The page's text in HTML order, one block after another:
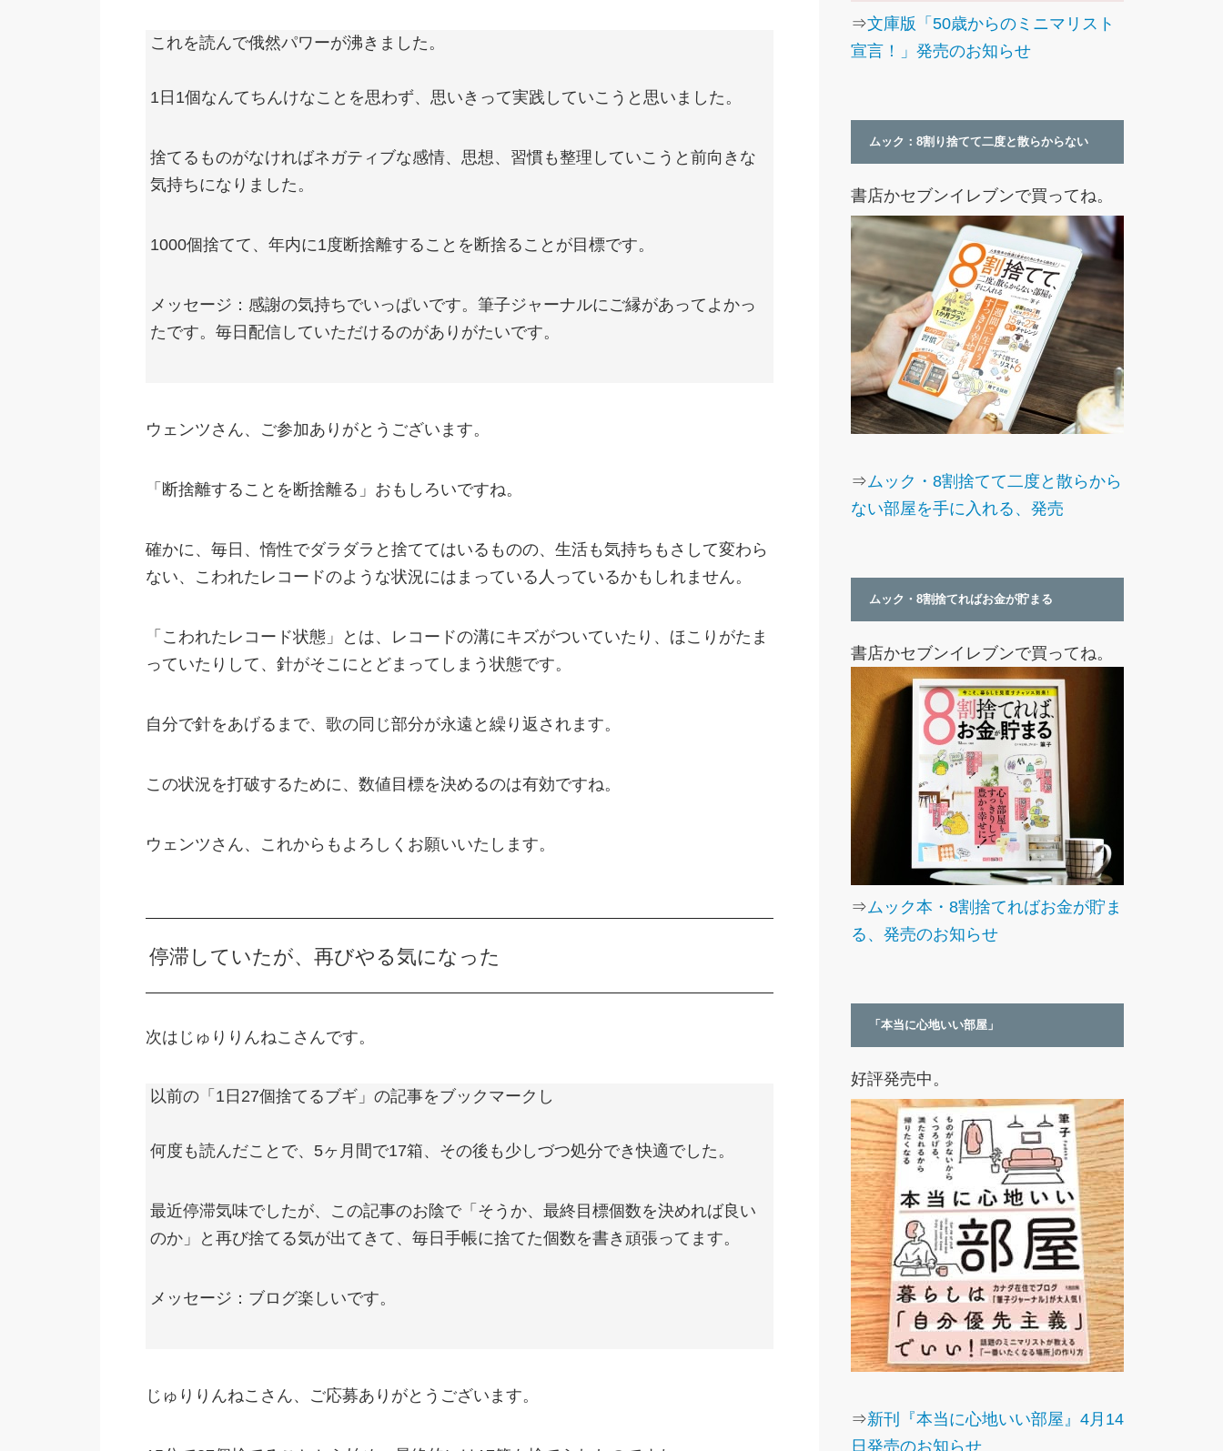
これを読んで俄然パワーが沸きました。
1日1個なんてちんけなことを思わず、思いきって実践していこうと思いました。
捨てるものがなければネガティブな感情、思想、習慣も整理していこうと前向きな
気持ちになりました。
1000個捨てて、年内に1度断捨離することを断捨ることが目標です。
メッセージ：感謝の気持ちでいっぱいです。筆子ジャーナルにご縁があってよかっ
たです。毎日配信していただけるのがありがたいです。
ウェンツさん、ご参加ありがとうございます。
「断捨離することを断捨離る」おもしろいですね。
確かに、毎日、惰性でダラダラと捨ててはいるものの、生活も気持ちもさして変わら
ない、こわれたレコードのような状況にはまっている人っているかもしれません。
「こわれたレコード状態」とは、レコードの溝にキズがついていたり、ほこりがたま
っていたりして、針がそこにとどまってしまう状態です。
自分で針をあげるまで、歌の同じ部分が永遠と繰り返されます。
この状況を打破するために、数値目標を決めるのは有効ですね。
ウェンツさん、これからもよろしくお願いいたします。
停滞していたが、再びやる気になった
次はじゅりりんねこさんです。
以前の「1日27個捨てるブギ」の記事をブックマークし
何度も読んだことで、5ヶ月間で17箱、その後も少しづつ処分でき快適でした。
最近停滞気味でしたが、この記事のお陰で「そうか、最終目標個数を決めれば良い
のか」と再び捨てる気が出てきて、毎日手帳に捨てた個数を書き頑張ってます。
メッセージ：ブログ楽しいです。
じゅりりんねこさん、ご応募ありがとうございます。
⇒文庫版「50歳からのミニマリスト
宣言！」発売のお知らせ
ムック：8割り捨てて二度と散らからない
書店かセブンイレブンで買ってね。
⇒ムック・8割捨てて二度と散らから
ない部屋を手に入れる、発売
ムック・8割捨てればお金が貯まる
書店かセブンイレブンで買ってね。
⇒ムック本・8割捨てればお金が貯ま
る、発売のお知らせ
「本当に心地いい部屋」
好評発売中。
⇒新刊『本当に心地いい部屋』4月14
日発売のお知らせ